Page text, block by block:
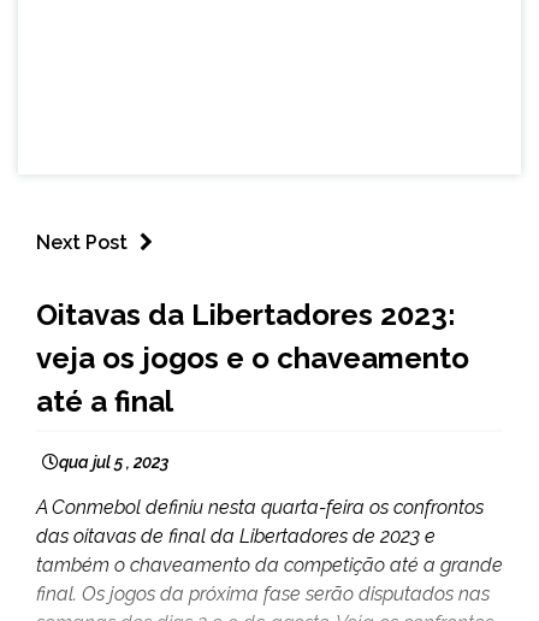
Next Post
Oitavas da Libertadores 2023:
veja os jogos e o chaveamento
até a final
qua jul 5 , 2023
A Conmebol definiu nesta quarta-feira os confrontos
das oitavas de final da Libertadores de 2023 e
também o chaveamento da competição até a grande
final. Os jogos da próxima fase serão disputados nas